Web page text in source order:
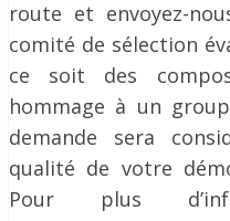
route et envoyez-
comité de sélection
ce soit des
hommage à un
demande sera
qualité de votre
Pour plus